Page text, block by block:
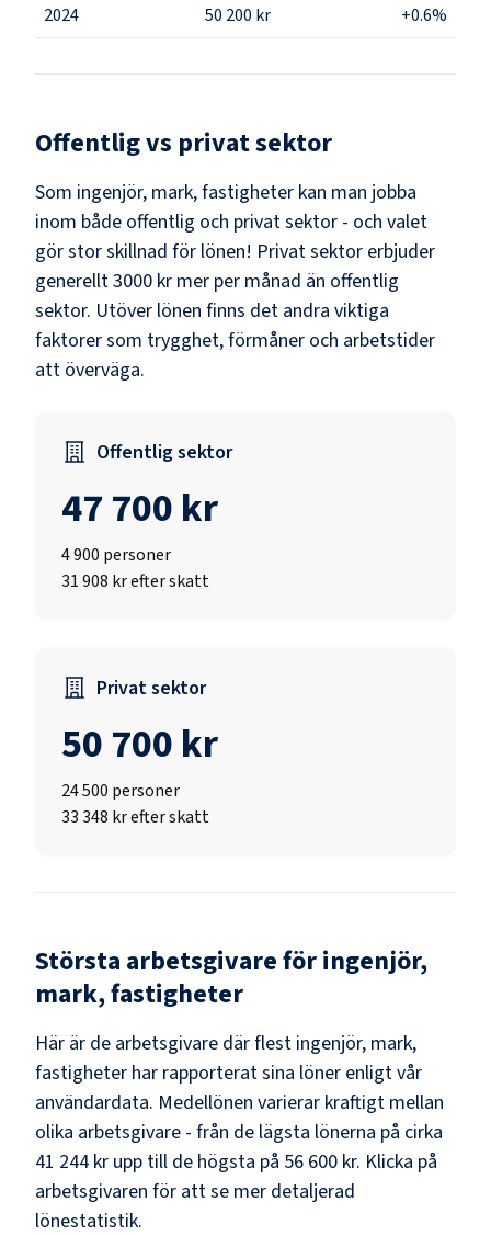
2024 50 200 kr +0.6%
Offentlig vs privat sektor
Som ingenjör, mark, fastigheter kan man jobba
inom både offentlig och privat sektor - och valet
gör stor skillnad för lönen! Privat sektor erbjuder
generellt 3000 kr mer per månad än offentlig
sektor. Utöver lönen finns det andra viktiga
faktorer som trygghet, förmåner och arbetstider
att överväga.
Offentlig sektor
47 700 kr
4 900 personer
31 908 kr efter skatt
Privat sektor
50 700 kr
24 500 personer
33 348 kr efter skatt
Största arbetsgivare föringenjör,
mark, fastigheter
Här är de arbetsgivare där flest ingenjör, mark,
fastigheter har rapporterat sina löner enligt vår
användardata. Medellönen varierar kraftigt mellan
olika arbetsgivare - från de lägsta lönerna på cirka
41 244 kr upp till de högsta på 56 600 kr. Klicka på
arbetsgivaren för att se mer detaljerad
lönestatistik.